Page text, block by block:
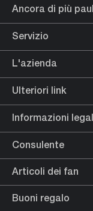
Ancora di più
Servizio
L'azienda
Ulteriori link
Informazioni
Consulente
Articoli dei fan
Buoni regalo